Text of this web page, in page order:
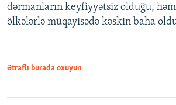
dərmanların keyfiyyətsiz olduğu,
ölkələrlə müqayisədə kəskin baha
Ətraflı burada oxuyun